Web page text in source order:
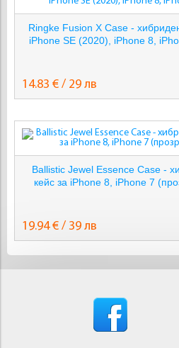
Ringke Fusion X Case -
iPhone SE (2020), iPhone 8,
14.83 € / 29 лв
Ballistic Jewel Essence Case -
кейс за iPhone 8, iPhone 7
19.94 € / 39 лв